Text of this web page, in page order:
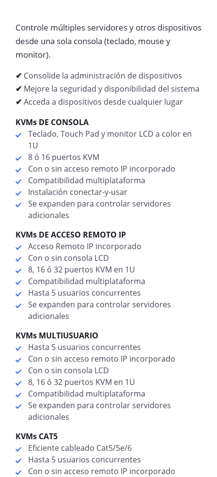
Controle múltiples servidores y otros dispositivos
desde una sola consola (teclado, mouse y
monitor).
✔ Consolide la administración de dispositivos
✔ Mejore la seguridad y disponibilidad del sistema
✔ Acceda a dispositivos desde cualquier lugar
KVMs DE CONSOLA
Teclado, Touch Pad y monitor LCD a color en
1U
8 ó 16 puertos KVM
Con o sin acceso remoto IP incorporado
Compatibilidad multiplataforma
Instalación conectar-y-usar
Se expanden para controlar servidores
adicionales
KVMs DE ACCESO REMOTO IP
Acceso Remoto IP incorporado
Con o sin consola LCD
8, 16 ó 32 puertos KVM en 1U
Compatibilidad multiplataforma
Hasta 5 usuarios concurrentes
Se expanden para controlar servidores
adicionales
KVMs MULTIUSUARIO
Hasta 5 usuarios concurrentes
Con o sin acceso remoto IP incorporado
Con o sin consola LCD
8, 16 ó 32 puertos KVM en 1U
Compatibilidad multiplataforma
Se expanden para controlar servidores
adicionales
KVMs CAT5
Eficiente cableado Cat5/5e/6
Hasta 5 usuarios concurrentes
Con o sin acceso remoto IP incorporado